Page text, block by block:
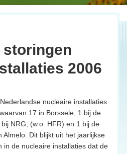
storingen
2006
nucleaire installaties
17 in Borssele, 1 bij de
NRG, (w.o. HFR) en 1 bij de
Almelo. Dit blijkt uit het jaarlijkse
in de nucleaire installaties dat de